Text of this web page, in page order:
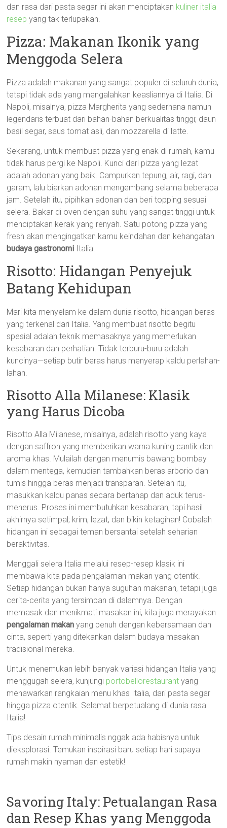
dan rasa dari pasta segar ini akan menciptakan kuliner italia
resep yang tak terlupakan.
Pizza: Makanan Ikonik yang
Menggoda Selera
Pizza adalah makanan yang sangat populer di seluruh dunia,
tetapi tidak ada yang mengalahkan keasliannya di Italia. Di
Napoli, misalnya, pizza Margherita yang sederhana namun
legendaris terbuat dari bahan-bahan berkualitas tinggi; daun
basil segar, saus tomat asli, dan mozzarella di latte.
Sekarang, untuk membuat pizza yang enak di rumah, kamu
tidak harus pergi ke Napoli. Kunci dari pizza yang lezat
adalah adonan yang baik. Campurkan tepung, air, ragi, dan
garam, lalu biarkan adonan mengembang selama beberapa
jam. Setelah itu, pipihkan adonan dan beri topping sesuai
selera. Bakar di oven dengan suhu yang sangat tinggi untuk
menciptakan kerak yang renyah. Satu potong pizza yang
fresh akan mengingatkan kamu keindahan dan kehangatan
budaya gastronomi Italia.
Risotto: Hidangan Penyejuk
Batang Kehidupan
Mari kita menyelam ke dalam dunia risotto, hidangan beras
yang terkenal dari Italia. Yang membuat risotto begitu
spesial adalah teknik memasaknya yang memerlukan
kesabaran dan perhatian. Tidak terburu-buru adalah
kuncinya—setiap butir beras harus menyerap kaldu perlahan-
lahan.
Risotto Alla Milanese: Klasik
yang Harus Dicoba
Risotto Alla Milanese, misalnya, adalah risotto yang kaya
dengan saffron yang memberikan warna kuning cantik dan
aroma khas. Mulailah dengan menumis bawang bombay
dalam mentega, kemudian tambahkan beras arborio dan
tumis hingga beras menjadi transparan. Setelah itu,
masukkan kaldu panas secara bertahap dan aduk terus-
menerus. Proses ini membutuhkan kesabaran, tapi hasil
akhirnya setimpal; krim, lezat, dan bikin ketagihan! Cobalah
hidangan ini sebagai teman bersantai setelah seharian
beraktivitas.
Menggali selera Italia melalui resep-resep klasik ini
membawa kita pada pengalaman makan yang otentik.
Setiap hidangan bukan hanya suguhan makanan, tetapi juga
cerita-cerita yang tersimpan di dalamnya. Dengan
memasak dan menikmati masakan ini, kita juga merayakan
pengalaman makan yang penuh dengan kebersamaan dan
cinta, seperti yang ditekankan dalam budaya masakan
tradisional mereka.
Untuk menemukan lebih banyak variasi hidangan Italia yang
menggugah selera, kunjungi portobellorestaurant yang
menawarkan rangkaian menu khas Italia, dari pasta segar
hingga pizza otentik. Selamat berpetualang di dunia rasa
Italia!
Tips desain rumah minimalis nggak ada habisnya untuk
dieksplorasi. Temukan inspirasi baru setiap hari supaya
rumah makin nyaman dan estetik!
Savoring Italy: Petualangan Rasa
dan Resep Khas yang Menggoda